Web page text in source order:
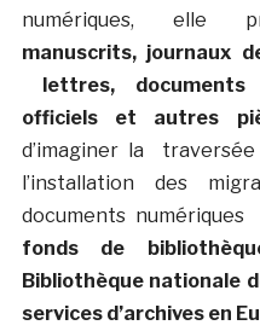
numériques, elle
manuscrits, journaux
lettres, documents
officiels et autres
d’imaginer la
l’installation des
documents
fonds de
Bibliothèque nationale
services d’archives en